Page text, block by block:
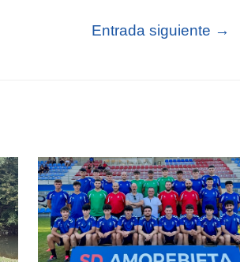
Entrada siguiente →